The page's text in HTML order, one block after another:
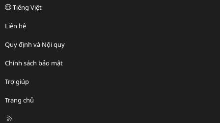
Tiếng Việt
Liên hệ
Quy định và Nội quy
Chính sách bảo mật
Trợ giúp
Trang chủ
R